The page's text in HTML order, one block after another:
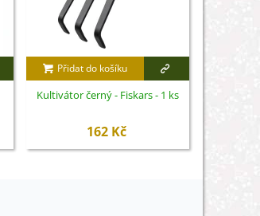
Přidat do košíku
Kultivátor černý - Fiskars - 1 ks
162 Kč